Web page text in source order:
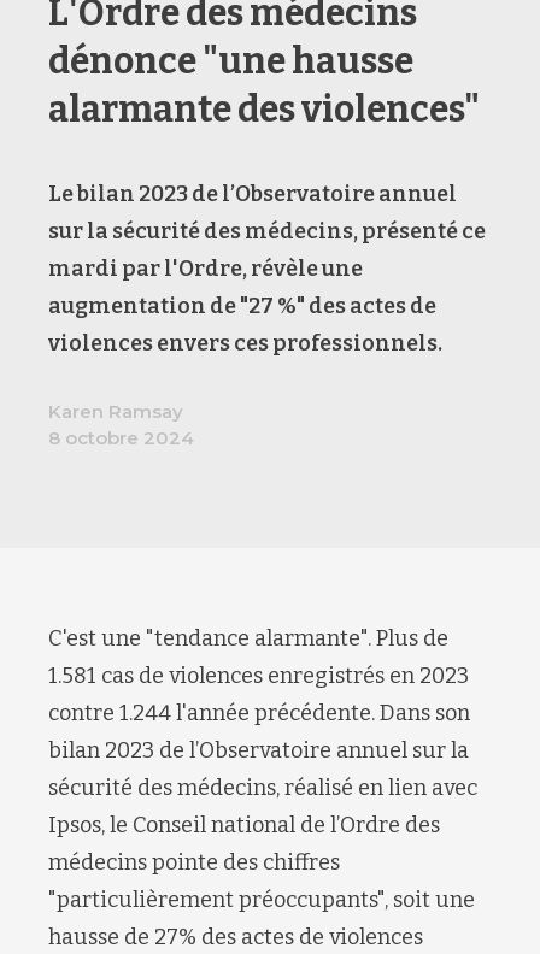
L'Ordre des médecins
dénonce "une hausse
alarmante des violences"
Le bilan 2023 de l’Observatoire annuel
sur la sécurité des médecins, présenté ce
mardi par l'Ordre, révèle une
augmentation de "27 %" des actes de
violences envers ces professionnels.
Karen Ramsay
8 octobre 2024
C'est une "tendance alarmante". Plus de
1.581 cas de violences enregistrés en 2023
contre 1.244 l'année précédente. Dans son
bilan 2023 de l’Observatoire annuel sur la
sécurité des médecins, réalisé en lien avec
Ipsos, le Conseil national de l’Ordre des
médecins pointe des chiffres
"particulièrement préoccupants", soit une
hausse de 27% des actes de violences